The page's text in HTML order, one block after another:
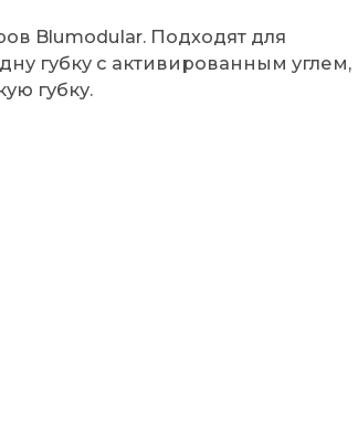
Blumodular. Подходят для
губку с активированным углем,
губку.